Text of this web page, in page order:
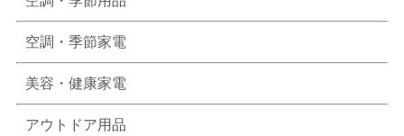
空調・季節家電
美容・健康家電
アウトドア用品